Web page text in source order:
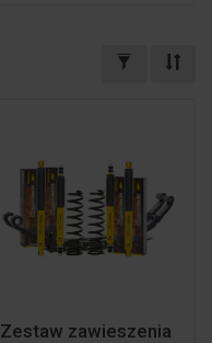
Zestaw zawieszenia